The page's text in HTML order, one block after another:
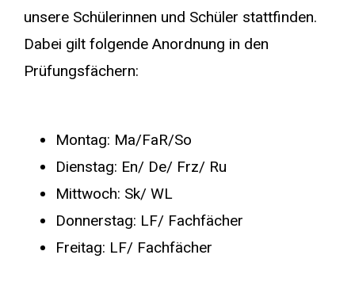
unsere Schülerinnen und Schüler stattfinden.
Dabei gilt folgende Anordnung in den
Prüfungsfächern:
Montag: Ma/FaR/So
Dienstag: En/ De/ Frz/ Ru
Mittwoch: Sk/ WL
Donnerstag: LF/ Fachfächer
Freitag: LF/ Fachfächer